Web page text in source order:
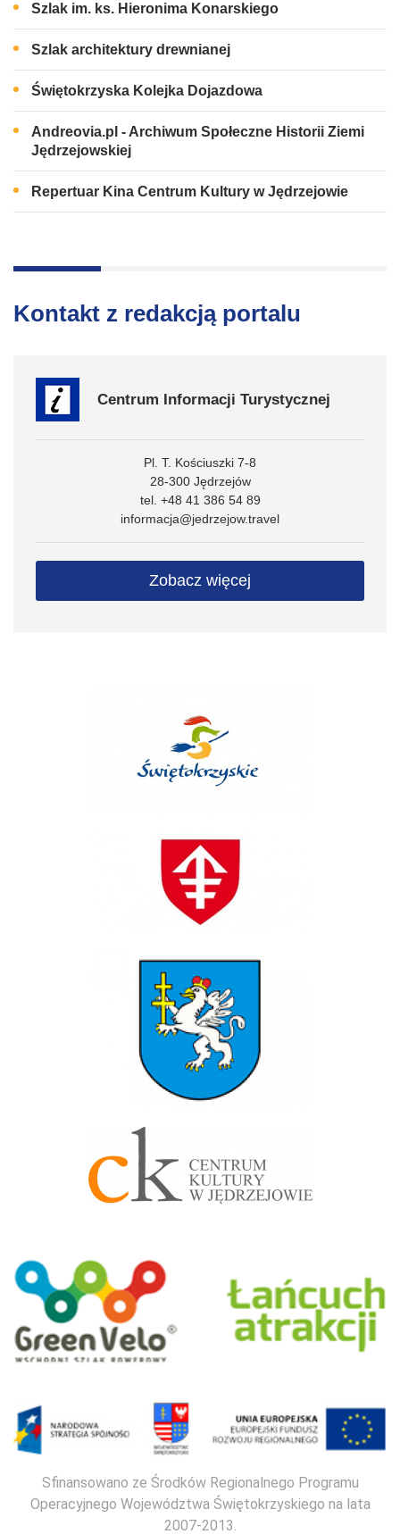
Szlak im. ks. Hieronima Konarskiego
Szlak architektury drewnianej
Świętokrzyska Kolejka Dojazdowa
Andreovia.pl - Archiwum Społeczne Historii Ziemi
Jędrzejowskiej
Repertuar Kina Centrum Kultury w Jędrzejowie
Kontakt z redakcją portalu
Centrum Informacji Turystycznej
Pl. T. Kościuszki 7-8
28-300 Jędrzejów
tel. +48 41 386 54 89
informacja@jedrzejow.travel
Zobacz więcej
Sfinansowano ze Środków Regionalnego Programu
Operacyjnego Województwa Świętokrzyskiego na lata
2007-2013.